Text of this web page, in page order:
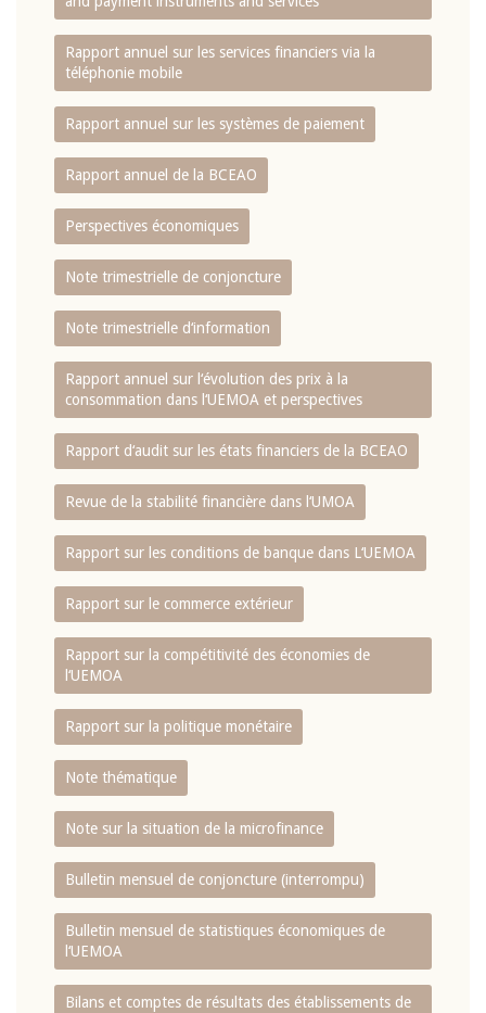
Rapport annuel sur les services financiers via la
téléphonie mobile
Rapport annuel sur les systèmes de paiement
Rapport annuel de la BCEAO
Perspectives économiques
Note trimestrielle de conjoncture
Note trimestrielle d‘information
Rapport annuel sur l‘évolution des prix à la
consommation dans l‘UEMOA et perspectives
Rapport d‘audit sur les états financiers de la BCEAO
Revue de la stabilité financière dans l‘UMOA
Rapport sur les conditions de banque dans L‘UEMOA
Rapport sur le commerce extérieur
Rapport sur la compétitivité des économies de
l‘UEMOA
Rapport sur la politique monétaire
Note thématique
Note sur la situation de la microfinance
Bulletin mensuel de conjoncture (interrompu)
Bulletin mensuel de statistiques économiques de
l‘UEMOA
Bilans et comptes de résultats des établissements de